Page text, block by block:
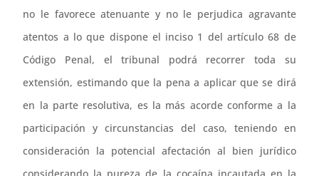
no le favorece atenuante y no le perjudica agravante
atentos a lo que dispone el inciso 1 del artículo 68 de
Código Penal, el tribunal podrá recorrer toda su
extensión, estimando que la pena a aplicar que se dirá
en la parte resolutiva, es la más acorde conforme a la
participación y circunstancias del caso, teniendo en
consideración la potencial afectación al bien jurídico
considerando la pureza de la cocaína incautada en la